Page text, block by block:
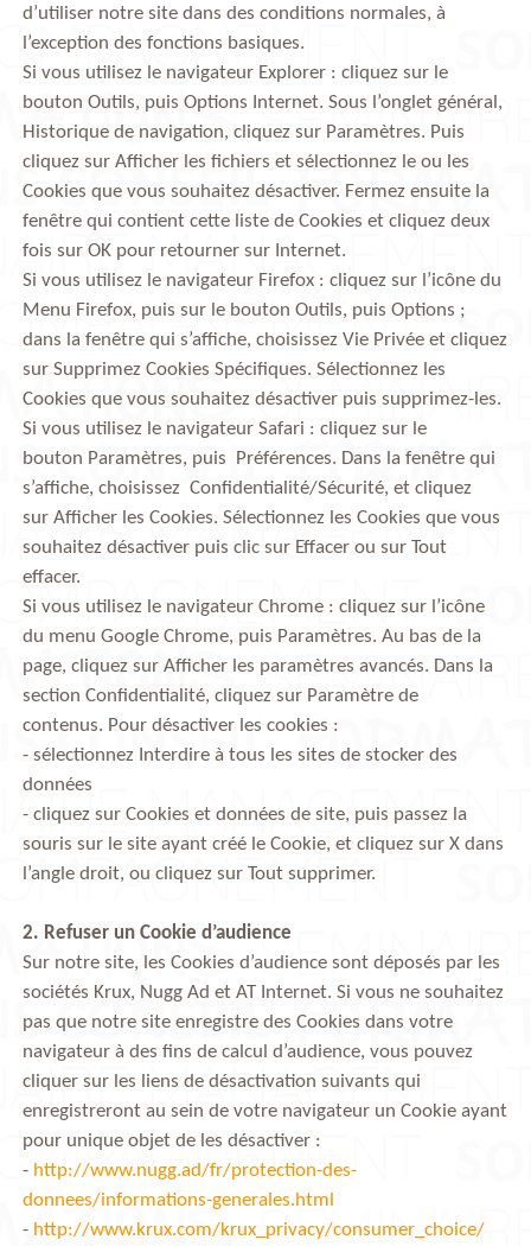
d’utiliser notre site dans des conditions normales, à
l’exception des fonctions basiques.
Si vous utilisez le navigateur Explorer : cliquez sur le
bouton Outils, puis Options Internet. Sous l’onglet général,
Historique de navigation, cliquez sur Paramètres. Puis
cliquez sur Afficher les fichiers et sélectionnez le ou les
Cookies que vous souhaitez désactiver. Fermez ensuite la
fenêtre qui contient cette liste de Cookies et cliquez deux
fois sur OK pour retourner sur Internet.
Si vous utilisez le navigateur Firefox : cliquez sur l’icône du
Menu Firefox, puis sur le bouton Outils, puis Options ;
dans la fenêtre qui s’affiche, choisissez Vie Privée et cliquez
sur Supprimez Cookies Spécifiques. Sélectionnez les
Cookies que vous souhaitez désactiver puis supprimez-les.
Si vous utilisez le navigateur Safari : cliquez sur le
bouton Paramètres, puis Préférences. Dans la fenêtre qui
s’affiche, choisissez Confidentialité/Sécurité, et cliquez
sur Afficher les Cookies. Sélectionnez les Cookies que vous
souhaitez désactiver puis clic sur Effacer ou sur Tout
effacer.
Si vous utilisez le navigateur Chrome : cliquez sur l’icône
du menu Google Chrome, puis Paramètres. Au bas de la
page, cliquez sur Afficher les paramètres avancés. Dans la
section Confidentialité, cliquez sur Paramètre de
contenus. Pour désactiver les cookies :
- sélectionnez Interdire à tous les sites de stocker des
données
- cliquez sur Cookies et données de site, puis passez la
souris sur le site ayant créé le Cookie, et cliquez sur X dans
l’angle droit, ou cliquez sur Tout supprimer.
2. Refuser un Cookie d’audience
Sur notre site, les Cookies d’audience sont déposés par les
sociétés Krux, Nugg Ad et AT Internet. Si vous ne souhaitez
pas que notre site enregistre des Cookies dans votre
navigateur à des fins de calcul d’audience, vous pouvez
cliquer sur les liens de désactivation suivants qui
enregistreront au sein de votre navigateur un Cookie ayant
pour unique objet de les désactiver :
- http://www.nugg.ad/fr/protection-des-
donnees/informations-generales.html
- http://www.krux.com/krux_privacy/consumer_choice/